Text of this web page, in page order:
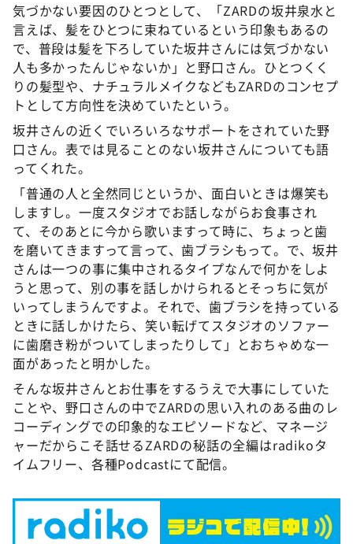
気づかない要因のひとつとして、「ZARDの坂井泉水と
言えば、髪をひとつに束ねているという印象もあるの
で、普段は髪を下ろしていた坂井さんには気づかない
人も多かったんじゃないか」と野口さん。ひとつくく
りの髪型や、ナチュラルメイクなどもZARDのコンセプ
トとして方向性を決めていたという。
坂井さんの近くでいろいろなサポートをされていた野
口さん。表では見ることのない坂井さんについても語
ってくれた。
「普通の人と全然同じというか、面白いときは爆笑も
しますし。一度スタジオでお話しながらお食事され
て、そのあとに今から歌いますって時に、ちょっと歯
を磨いてきますって言って、歯ブラシもって。で、坂井
さんは一つの事に集中されるタイプなんで何かをしよ
うと思って、別の事を話しかけられるとそっちに気が
いってしまうんですよ。それで、歯ブラシを持っている
ときに話しかけたら、笑い転げてスタジオのソファー
に歯磨き粉がついてしまったりして」とおちゃめな一
面があったと明かした。
そんな坂井さんとお仕事をするうえで大事にしていた
ことや、野口さんの中でZARDの思い入れのある曲のレ
コーディングでの印象的なエピソードなど、マネージ
ャーだからこそ話せるZARDの秘話の全編はradikoタ
イムフリー、各種Podcastにて配信。